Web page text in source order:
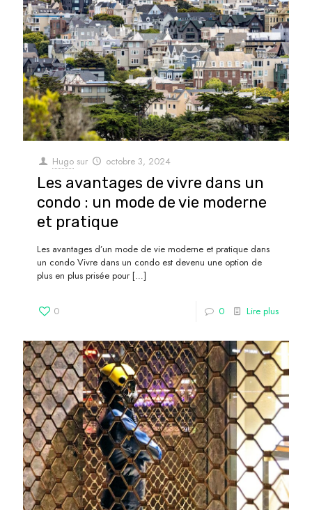
Hugo sur octobre 3, 2024
Les avantages de vivre dans un
condo : un mode de vie moderne
et pratique
Les avantages d’un mode de vie moderne et pratique dans
un condo Vivre dans un condo est devenu une option de
plus en plus prisée pour […]
0 0 Lire plus